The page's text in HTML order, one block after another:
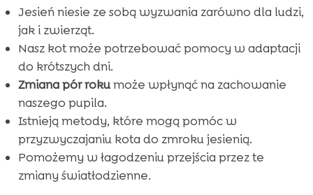
 Zabawki mentalne dla kotów na długie
wieczory
 Stworzenie spokojnego środowiska dla kota

Jak efektywnie korzystać z miejsca do spania
kota?
Korzyści ze spacerów dla kotów w
chłodniejszych miesiącach
Wniosek
FAQ
Jesień niesie ze sobą wyzwania zarówno dla ludzi,
jak i zwierząt.
Nasz kot może potrzebować pomocy w adaptacji
do krótszych dni.
Zmiana pór rokumoże wpłynąć na zachowanie
naszego pupila.
Istnieją metody, które mogą pomóc w
przyzwyczajaniu kota do zmroku jesienią.
Pomożemy w łagodzeniu przejścia przez te
zmiany światłodzienne.